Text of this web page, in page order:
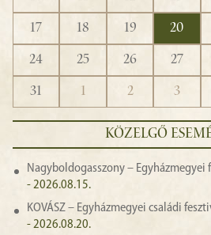
17
18 19 20
24
25 26 27
31
1 2 3
KÖZELGŐ
Nagyboldogasszony –
- 2026.08.15.
KOVÁSZ – Egyházmegyei családi
- 2026.08.20.